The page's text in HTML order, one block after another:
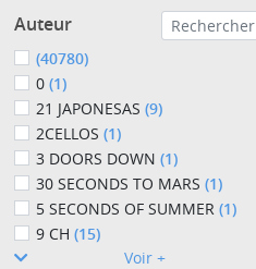
Auteur
(40780)
0 (1)
21 JAPONESAS (9)
2CELLOS (1)
3 DOORS DOWN (1)
30 SECONDS TO MARS (1)
5 SECONDS OF SUMMER (1)
9 CH (15)
Voir +